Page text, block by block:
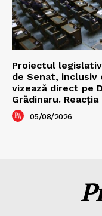
Proiectul
de Senat, inclusiv
vizează direct pe
Grădinaru.
05/08/2026